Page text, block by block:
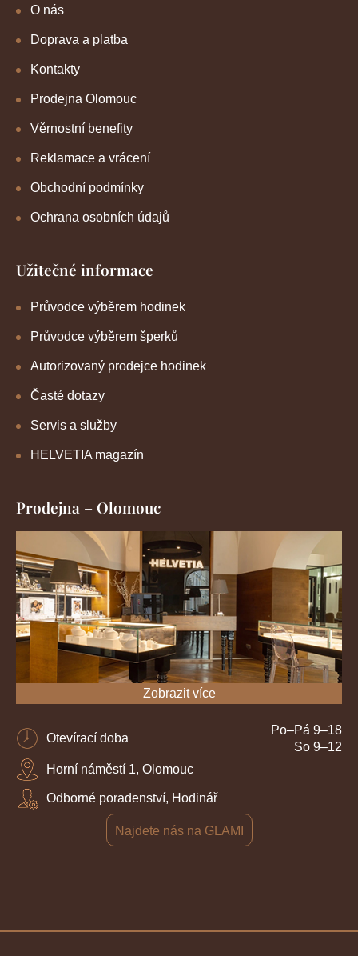
O nás
Doprava a platba
Kontakty
Prodejna Olomouc
Věrnostní benefity
Reklamace a vrácení
Obchodní podmínky
Ochrana osobních údajů
Užitečné informace
Průvodce výběrem hodinek
Průvodce výběrem šperků
Autorizovaný prodejce hodinek
Časté dotazy
Servis a služby
HELVETIA magazín
Prodejna – Olomouc
Zobrazit více
Otevírací doba
Po–Pá 9–18
So 9–12
Horní náměstí 1, Olomouc
Odborné poradenství, Hodinář
Najdete nás na GLAMI